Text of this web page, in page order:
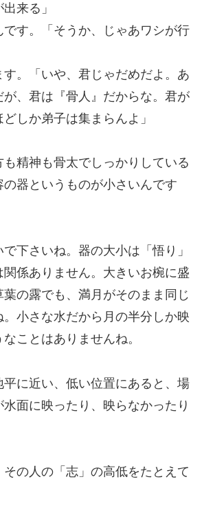
来る」
す。「そうか、じゃあワシが行
。「いや、君じゃだめだよ。あ
、君は『骨人』だからな。君が
しか弟子は集まらんよ」
精神も骨太でしっかりしている
の器というものが小さいんです
下さいね。器の大小は「悟り」
係ありません。大きいお椀に盛
葉の露でも、満月がそのまま同じ
。小さな水だから月の半分しか映
ことはありませんね。
平に近い、低い位置にあると、場
面に映ったり、映らなかったり
その人の「志」の高低をたとえて